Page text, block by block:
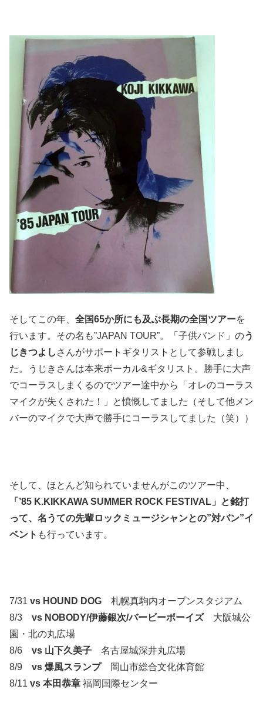
そしてこの年、 全国65か所にも及ぶ長期の全国ツアーを
行います。その名も”JAPAN TOUR”。「子供バンド」のう
じきつよし さんがサポートギタリストとして参戦しまし
た。うじきさんは本来ボーカル&ギタリスト。勝手に大声
でコーラスしまくるのでツアー途中から「オレのコーラス
マイクが失くされた！」と憤慨してました（そして他メン
バーのマイクで大声で勝手にコーラスしてました（笑））
そして、ほとんど知られていませんがこのツアー中、
「’85 K.KIKKAWA SUMMER ROCK FESTIVAL」と銘打
って、名うての先輩ロックミュージシャンとの”対バン”イ
ベント も行っています。
7/31 vs HOUND DOG 札幌真駒内オープンスタジアム
8/3 vs NOBODY/伊藤銀次/バービーボーイズ大阪城公
園・北の丸広場
8/6 vs 山下久美子 名古屋城深井丸広場
8/9 vs 爆風スランプ岡山市総合文化体育館
8/11 vs 本田恭章 福岡国際センター